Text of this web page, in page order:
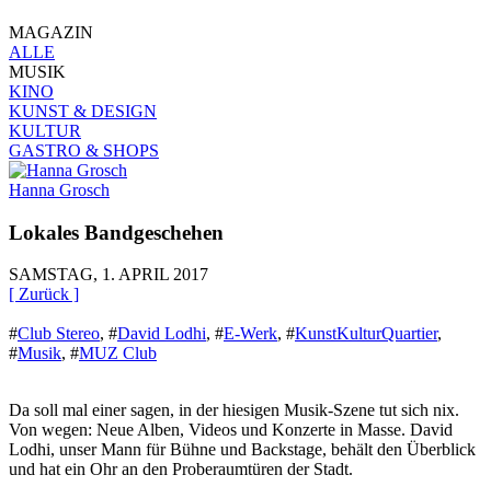
MAGAZIN
ALLE
MUSIK
KINO
KUNST & DESIGN
KULTUR
GASTRO & SHOPS
Hanna Grosch
Lokales Bandgeschehen
SAMSTAG, 1. APRIL 2017
[ Zurück ]
#Club Stereo, #David Lodhi, #E-Werk, #KunstKulturQuartier,
#Musik, #MUZ Club
Da soll mal einer sagen, in der hiesigen Musik-Szene tut sich nix.
Von wegen: Neue Alben, Videos und Konzerte in Masse. David
Lodhi, unser Mann für Bühne und Backstage, behält den Überblick
und hat ein Ohr an den Proberaumtüren der Stadt.